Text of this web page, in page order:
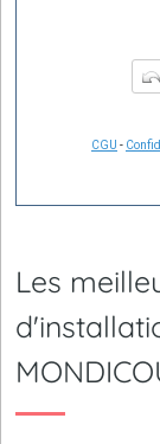
CGU -
Les